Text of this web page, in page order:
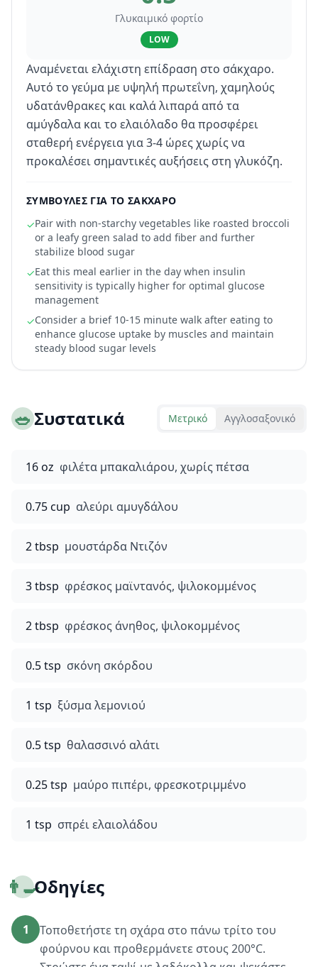
Γλυκαιμικό φορτίο
LOW
Αναμένεται ελάχιστη επίδραση στο σάκχαρο.
Αυτό το γεύμα με υψηλή πρωτεΐνη, χαμηλούς
υδατάνθρακες και καλά λιπαρά από τα
αμύγδαλα και το ελαιόλαδο θα προσφέρει
σταθερή ενέργεια για 3-4 ώρες χωρίς να
προκαλέσει σημαντικές αυξήσεις στη γλυκόζη.
ΣΥΜΒΟΥΛΈΣ ΓΙΑ ΤΟ ΣΆΚΧΑΡΟ
✓Pair with non-starchy vegetables like roasted broccoli
or a leafy green salad to add fiber and further
stabilize blood sugar
✓Eat this meal earlier in the day when insulin
sensitivity is typically higher for optimal glucose
management
✓Consider a brief 10-15 minute walk after eating to
enhance glucose uptake by muscles and maintain
steady blood sugar levels
🥗Συστατικά Μετρικό Αγγλοσαξονικό
16 oz φιλέτα μπακαλιάρου, χωρίς πέτσα
0.75 cup αλεύρι αμυγδάλου
2 tbsp μουστάρδα Ντιζόν
3 tbsp φρέσκος μαϊντανός, ψιλοκομμένος
2 tbsp φρέσκος άνηθος, ψιλοκομμένος
0.5 tsp σκόνη σκόρδου
1 tsp ξύσμα λεμονιού
0.5 tsp θαλασσινό αλάτι
0.25 tsp μαύρο πιπέρι, φρεσκοτριμμένο
1 tsp σπρέι ελαιολάδου
👨‍🍳Οδηγίες
1
Τοποθετήστε τη σχάρα στο πάνω τρίτο του
φούρνου και προθερμάνετε στους 200°C.